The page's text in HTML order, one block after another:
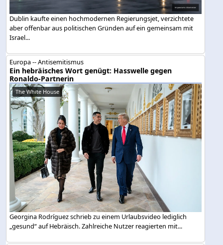
Dublin kaufte einen hochmodernen Regierungsjet, verzichtete
aber offenbar aus politischen Gründen auf ein gemeinsam mit
Israel...
Europa -- Antisemitismus
Ein hebräisches Wort genügt: Hasswelle gegen
Ronaldo-Partnerin
The White House
Georgina Rodríguez schrieb zu einem Urlaubsvideo lediglich
„gesund“ auf Hebräisch. Zahlreiche Nutzer reagierten mit...